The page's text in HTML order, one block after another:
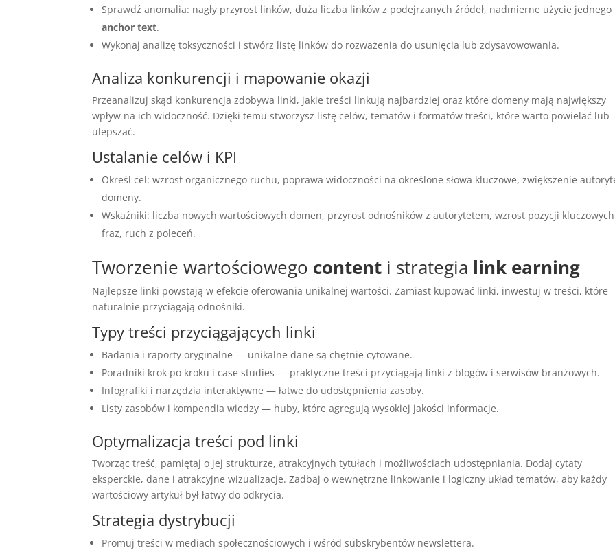
Sprawdź anomalia: nagły przyrost linków, duża liczba linków z podejrzanych źródeł, nadmierne użycie
anchor text.
Wykonaj analizę toksyczności i stwórz listę linków do rozważenia do usunięcia lub zdysavowowania.
Analiza konkurencji i mapowanie okazji
Przeanalizuj skąd konkurencja zdobywa linki, jakie treści linkują najbardziej oraz które domeny mają największy
wpływ na ich widoczność. Dzięki temu stworzysz listę celów, tematów i formatów treści, które warto powielać lub
ulepszać.
Ustalanie celów i KPI
Określ cel: wzrost organicznego ruchu, poprawa widoczności na określone słowa kluczowe, zwiększenie
domeny.
Wskaźniki: liczba nowych wartościowych domen, przyrost odnośników z autorytetem, wzrost pozycji kluczowych
fraz, ruch z poleceń.
Tworzenie wartościowego content i strategia link earning
Najlepsze linki powstają w efekcie oferowania unikalnej wartości. Zamiast kupować linki, inwestuj w treści, które
naturalnie przyciągają odnośniki.
Typy treści przyciągających linki
Badania i raporty oryginalne — unikalne dane są chętnie cytowane.
Poradniki krok po kroku i case studies — praktyczne treści przyciągają linki z blogów i serwisów branżowych.
Infografiki i narzędzia interaktywne — łatwe do udostępnienia zasoby.
Listy zasobów i kompendia wiedzy — huby, które agregują wysokiej jakości informacje.
Optymalizacja treści pod linki
Tworząc treść, pamiętaj o jej strukturze, atrakcyjnych tytułach i możliwościach udostępniania. Dodaj cytaty
eksperckie, dane i atrakcyjne wizualizacje. Zadbaj o wewnętrzne linkowanie i logiczny układ tematów, aby każdy
wartościowy artykuł był łatwy do odkrycia.
Strategia dystrybucji
Promuj treści w mediach społecznościowych i wśród subskrybentów newslettera.